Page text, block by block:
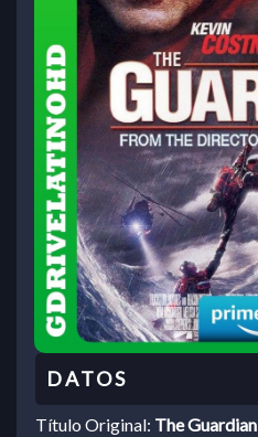
Título Original: The Guardian